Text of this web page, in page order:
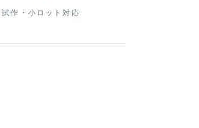
試作・小ロット対応